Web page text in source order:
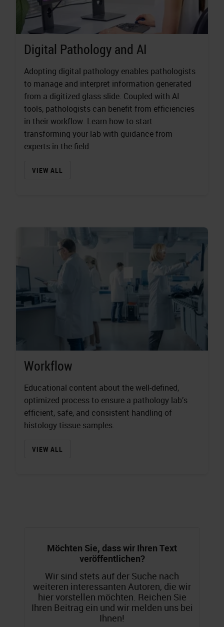
Digital Pathology and AI
Adopting digital pathology enables pathologists
to manage and interpret information generated
from a digitized glass slide. Coupled with AI
tools, pathologists can benefit from efficiencies
in their workflow. Learn how to start
transforming your lab with guidance from
experts in the field.
VIEW ALL
Workflow
Educational content about the well-defined,
optimized process to ensure a pathology lab’s
efficient, safe, and consistent handling of
histology tissue samples.
VIEW ALL
Möchten Sie, dass wir Ihren Text
veröffentlichen?
Wir sind stets auf der Suche nach
weiteren interessanten Autoren, die wir
hier vorstellen möchten. Reichen Sie
Ihren Beitrag ein und wir melden uns bei
Ihnen!